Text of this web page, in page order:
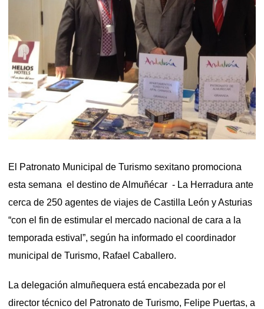
El Patronato Municipal de Turismo sexitano promociona
esta semana el destino de Almuñécar - La Herradura ante
cerca de 250 agentes de viajes de Castilla León y Asturias
“con el fin de estimular el mercado nacional de cara a la
temporada estival”, según ha informado el coordinador
municipal de Turismo, Rafael Caballero.
La delegación almuñequera está encabezada por el
director técnico del Patronato de Turismo, Felipe Puertas, a